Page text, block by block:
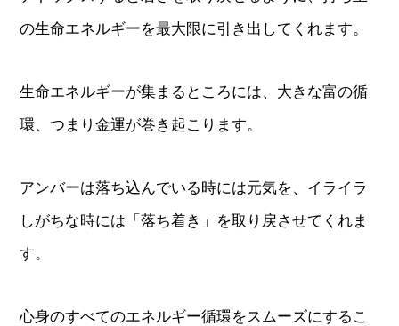
の生命エネルギーを最大限に引き出してくれます。
生命エネルギーが集まるところには、大きな富の循
環、つまり金運が巻き起こります。
アンバーは落ち込んでいる時には元気を、イライラ
しがちな時には「落ち着き」を取り戻させてくれま
す。
心身のすべてのエネルギー循環をスムーズにするこ